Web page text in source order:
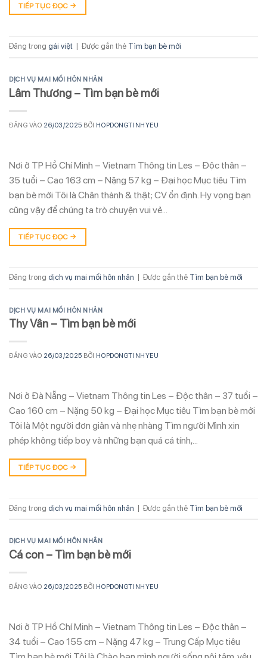
TIẾP TỤC ĐỌC →
Đăng trong gái việt Được gắn thẻ Tìm bạn bè mới
DỊCH VỤ MAI MỐI HÔN NHÂN
Lâm Thương – Tìm bạn bè mới
ĐĂNG VÀO 26/03/2025 BỞI HOPDONGTINHYEU
Nơi ở TP Hồ Chí Minh – Vietnam Thông tin Les – Độc thân –
35 tuổi – Cao 163 cm – Nặng 57 kg – Đại học Mục tiêu Tìm
bạn bè mới Tôi là Chân thành & thật; CV ổn định. Hy vọng bạn
cũng vậy để chúng ta trò chuyện vui vẻ…
TIẾP TỤC ĐỌC →
Đăng trong dịch vụ mai mối hôn nhân Được gắn thẻ Tìm bạn bè mới
DỊCH VỤ MAI MỐI HÔN NHÂN
Thy Vân – Tìm bạn bè mới
ĐĂNG VÀO 26/03/2025 BỞI HOPDONGTINHYEU
Nơi ở Đà Nẵng – Vietnam Thông tin Les – Độc thân – 37 tuổi –
Cao 160 cm – Nặng 50 kg – Đại học Mục tiêu Tìm bạn bè mới
Tôi là Một người đơn giản và nhẹ nhàng Tìm người Mình xin
phép không tiếp boy và những bạn quá cá tính,…
TIẾP TỤC ĐỌC →
Đăng trong dịch vụ mai mối hôn nhân | Được gắn thẻ Tìm bạn bè mới
DỊCH VỤ MAI MỐI HÔN NHÂN
Cá con – Tìm bạn bè mới
ĐĂNG VÀO 26/03/2025 BỞI HOPDONGTINHYEU
Nơi ở TP Hồ Chí Minh – Vietnam Thông tin Les – Độc thân –
34 tuổi – Cao 155 cm – Nặng 47 kg – Trung Cấp Mục tiêu